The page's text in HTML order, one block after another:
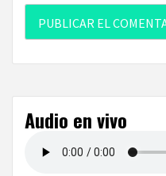
Audio en vivo